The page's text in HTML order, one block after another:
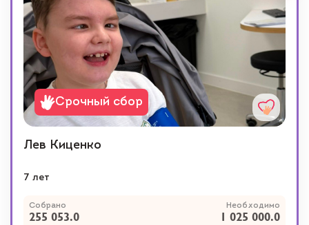
Срочный сбор
Лев Киценко
7 лет
Собрано
255 053.0
Необходимо
1 025 000.0